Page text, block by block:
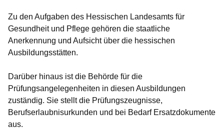
Zu den Aufgaben des Hessischen Landesamts für
Gesundheit und Pflege gehören die staatliche
Anerkennung und Aufsicht über die hessischen
Ausbildungsstätten.
Darüber hinaus ist die Behörde für die
Prüfungsangelegenheiten in diesen Ausbildungen
zuständig. Sie stellt die Prüfungszeugnisse,
Berufserlaubnisurkunden und bei Bedarf Ersatzdokumente
aus.